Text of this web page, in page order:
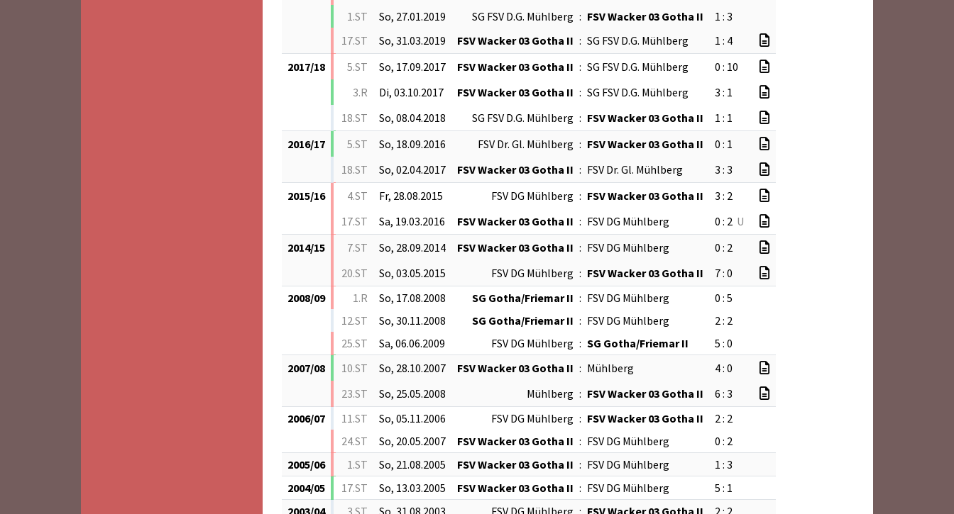
1.ST
So, 27.01.2019 SG FSV D.G. Mühlberg : FSV Wacker 03 Gotha II
1 : 3
17.ST
So, 31.03.2019 FSV Wacker 03 Gotha II : SG FSV D.G. Mühlberg
1 : 4
2017/18
5.ST So, 17.09.2017 FSV Wacker 03 Gotha II : SG FSV D.G. Mühlberg
0 : 10
3.R
Di, 03.10.2017 FSV Wacker 03 Gotha II : SG FSV D.G. Mühlberg
3 : 1
18.ST
So, 08.04.2018 SG FSV D.G. Mühlberg : FSV Wacker 03 Gotha II
1 : 1
2016/17
5.ST So, 18.09.2016 FSV Dr. Gl. Mühlberg : FSV Wacker 03 Gotha II
0 : 1
18.ST
So, 02.04.2017 FSV Wacker 03 Gotha II : FSV Dr. Gl. Mühlberg
3 : 3
2015/16
4.ST Fr, 28.08.2015 FSV DG Mühlberg : FSV Wacker 03 Gotha II
3 : 2
17.ST
Sa, 19.03.2016 FSV Wacker 03 Gotha II : FSV DG Mühlberg 0 : 2 U
2014/15
7.ST So, 28.09.2014 FSV Wacker 03 Gotha II : FSV DG Mühlberg
0 : 2
20.ST
So, 03.05.2015 FSV DG Mühlberg : FSV Wacker 03 Gotha II
7 : 0
2008/09
1.R So, 17.08.2008 SG Gotha/Friemar II : FSV DG Mühlberg
0 : 5
12.ST
So, 30.11.2008 SG Gotha/Friemar II : FSV DG Mühlberg
2 : 2
25.ST
Sa, 06.06.2009 FSV DG Mühlberg : SG Gotha/Friemar II
5 : 0
2007/08
10.ST So, 28.10.2007 FSV Wacker 03 Gotha II : Mühlberg
4 : 0
23.ST
So, 25.05.2008 Mühlberg : FSV Wacker 03 Gotha II
6 : 3
2006/07
11.ST So, 05.11.2006 FSV DG Mühlberg : FSV Wacker 03 Gotha II
2 : 2
24.ST
So, 20.05.2007 FSV Wacker 03 Gotha II : FSV DG Mühlberg
0 : 2
2005/06
1.ST So, 21.08.2005 FSV Wacker 03 Gotha II : FSV DG Mühlberg
1 : 3
2004/05
17.ST So, 13.03.2005 FSV Wacker 03 Gotha II : FSV DG Mühlberg
5 : 1
2003/04
3.ST So, 31.08.2003 FSV DG Mühlberg : FSV Wacker 03 Gotha II 2 : 2